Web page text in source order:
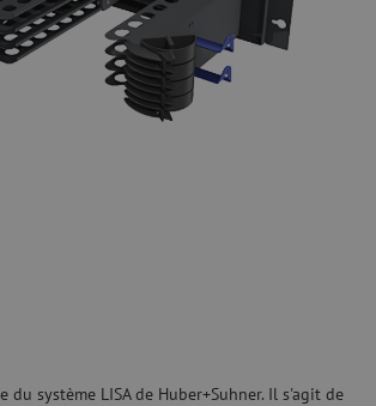
du système LISA de Huber+Suhner. Il s'agit de